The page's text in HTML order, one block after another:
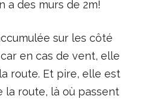
a des murs de 2m!
sur les côté
en cas de vent, elle
route. Et pire, elle est
la route, là où passent